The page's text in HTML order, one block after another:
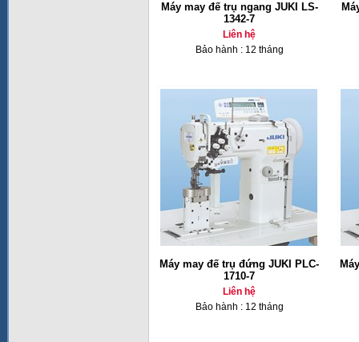
Máy may đế trụ ngang JUKI LS-
1342-7
Liên hệ
Bảo hành : 12 tháng
Máy may đế trụ đứng JUKI PLC-
1710-7
Liên hệ
Bảo hành : 12 tháng